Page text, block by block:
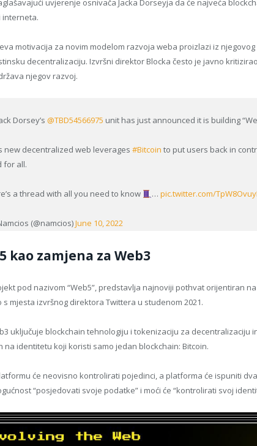
uvjerenje osnivača Jacka Dorseyja da će najveća
interneta.
motivacija za novim modelom razvoja weba proizlazi iz
decentralizaciju. Izvršni direktor Blocka često je javno
njegov razvoj.
Dorsey’s@TBD54566975 unit has just announced it is building
new decentralized web leverages#Bitcoin to put users back in
for all.
a thread with all you need to know … pic.twitter.com/
(@namcios)June 10, 2022
kao zamjena za Web3
pod nazivom “Web5”, predstavlja najnoviji pothvat orijentiran
s mjesta izvršnog direktora Twittera u studenom 2021.
uključuje blockchain tehnologiju i tokenizaciju za decentralizaciju
na identitetu koji koristi samo jedan blockchain: Bitcoin.
će neovisno kontrolirati pojedinci, a platforma će ispuniti
“posjedovati svoje podatke” i moći će “kontrolirati svoj